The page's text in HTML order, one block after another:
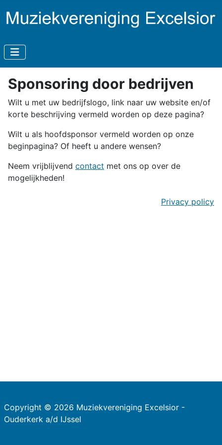
Sponsoring door bedrijven
Wilt u met uw bedrijfslogo, link naar uw website en/of
korte beschrijving vermeld worden op deze pagina?
Wilt u als hoofdsponsor vermeld worden op onze
beginpagina? Of heeft u andere wensen?
Neem vrijblijvend contact met ons op over de
mogelijkheden!
Privacy policy
Copyright © 2026 Muziekvereniging Excelsior -
Ouderkerk a/d IJssel